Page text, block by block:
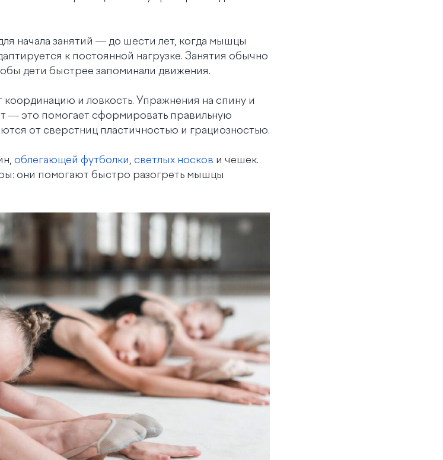
начала занятий — до шести лет, когда мышцы
к постоянной нагрузке. Занятия обычно
дети быстрее запоминали движения.
и ловкость. Упражнения на спину и
— это помогает сформировать правильную
от сверстниц пластичностью и грациозностью.
облегающей футболки светлых носков и чешек.
они помогают быстро разогреть мышцы